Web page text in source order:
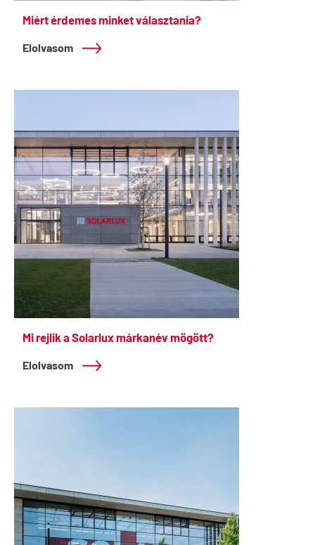
Miért érdemes minket választania?
Elolvasom
Mi rejlik a Solarlux márkanév mögött?
Elolvasom